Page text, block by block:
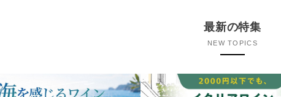
最新の特集
NEW TOPICS